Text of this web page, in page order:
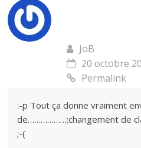
JoB
20 octobre
Permalink
:-p Tout ça donne vraiment
de………………;changement de
;-(